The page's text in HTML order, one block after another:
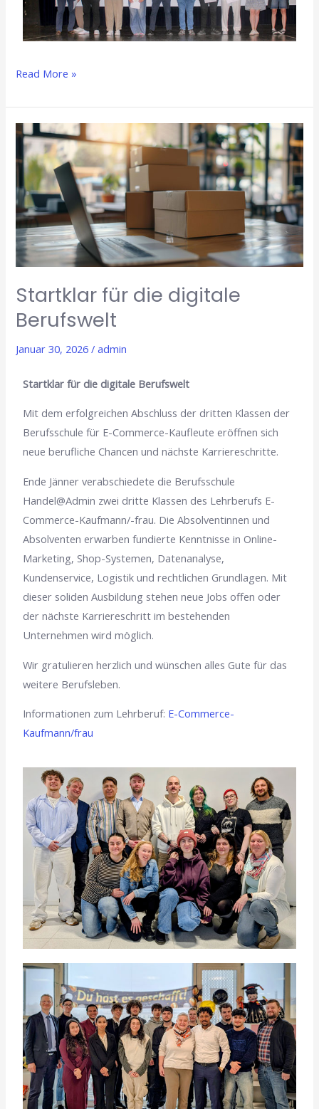
Read More »
Startklar für die digitale
Berufswelt
Januar 30, 2026/admin
Startklar für die digitale Berufswelt
Mit dem erfolgreichen Abschluss der dritten Klassen der
Berufsschule für E-Commerce-Kaufleute eröffnen sich
neue berufliche Chancen und nächste Karriereschritte.
Ende Jänner verabschiedete die Berufsschule
Handel@Admin zwei dritte Klassen des Lehrberufs E-
Commerce-Kaufmann/-frau. Die Absolventinnen und
Absolventen erwarben fundierte Kenntnisse in Online-
Marketing, Shop-Systemen, Datenanalyse,
Kundenservice, Logistik und rechtlichen Grundlagen. Mit
dieser soliden Ausbildung stehen neue Jobs offen oder
der nächste Karriereschritt im bestehenden
Unternehmen wird möglich.
Wir gratulieren herzlich und wünschen alles Gute für das
weitere Berufsleben.
Informationen zum Lehrberuf: E-Commerce-
Kaufmann/frau
Startklar
für
die
digitale
Berufswelt